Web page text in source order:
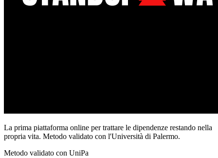
La prima piattaforma online per trattare le dipendenze restando nella
propria vita. Metodo validato con l'Università di Palermo.
Metodo validato con UniPa